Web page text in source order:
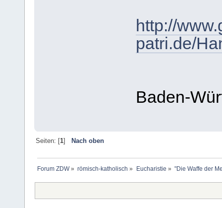
http://
patri.de/
Baden-
Seiten: [1] Nach oben
Forum ZDW» römisch-katholisch » Eucharistie » "Die Waffe der